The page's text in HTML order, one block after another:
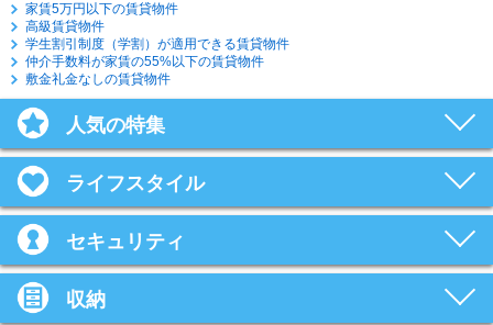
家賃5万円以下の賃貸物件
高級賃貸物件
学生割引制度（学割）が適用できる賃貸物件
仲介手数料が家賃の55%以下の賃貸物件
敷金礼金なしの賃貸物件
人気の特集
ライフスタイル
セキュリティ
収納